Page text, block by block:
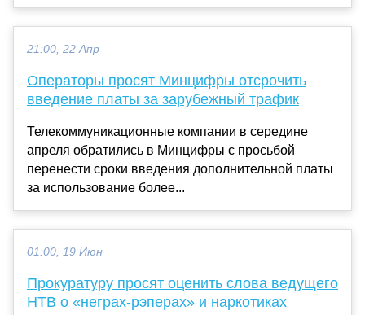
21:00, 22 Апр
Операторы просят Минцифры отсрочить
введение платы за зарубежный трафик
Телекоммуникационные компании в середине
апреля обратились в Минцифры с просьбой
перенести сроки введения дополнительной платы
за использование более...
01:00, 19 Июн
Прокуратуру просят оценить слова ведущего
НТВ о «неграх-рэперах» и наркотиках